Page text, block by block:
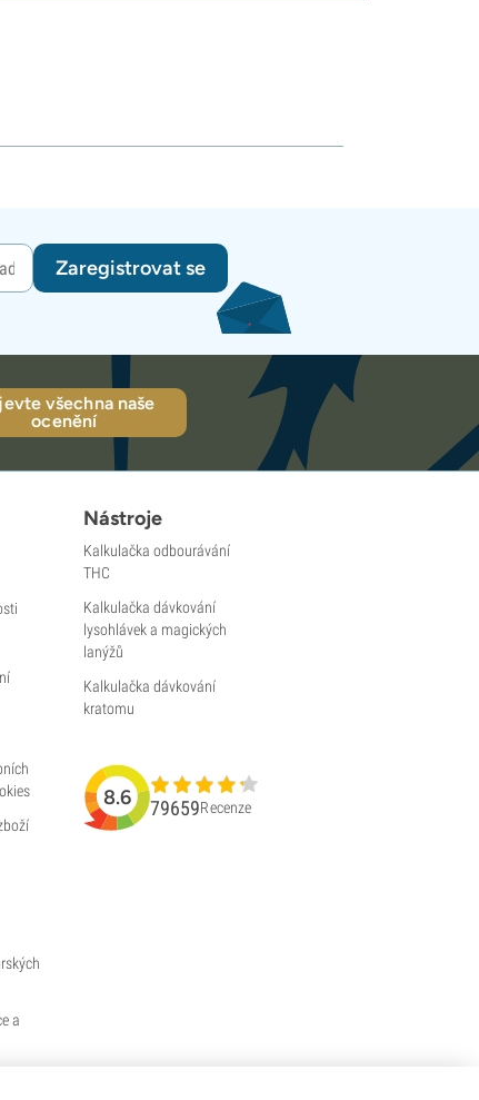
Zaregistrovat se
všechna naše
ocenění
a
Nástroje
Kalkulačka odbourávání
THC
Kalkulačka dávkování
lysohlávek a magických
lanýžů
Kalkulačka dávkování
kratomu
8.6 79659Recenze